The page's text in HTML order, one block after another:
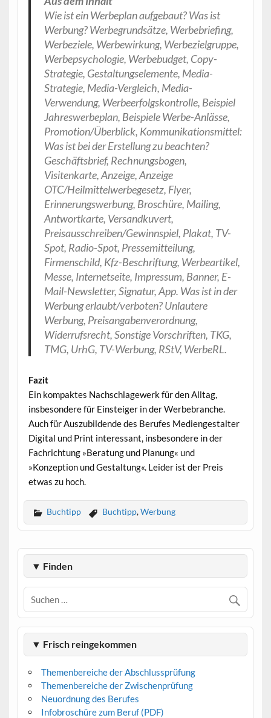
Wie ist ein Werbeplan aufgebaut? Was ist
Werbung? Werbegrundsätze, Werbebriefing,
Werbeziele, Werbewirkung, Werbezielgruppe,
Werbepsychologie, Werbebudget, Copy-
Strategie, Gestaltungselemente, Media-
Strategie, Media-Vergleich, Media-
Verwendung, Werbeerfolgskontrolle, Beispiel
Jahreswerbeplan, Beispiele Werbe-Anlässe,
Promotion/Überblick, Kommunikationsmittel:
Was ist bei der Erstellung zu beachten?
Geschäftsbrief, Rechnungsbogen,
Visitenkarte, Anzeige, Anzeige
OTC/Heilmittelwerbegesetz, Flyer,
Erinnerungswerbung, Broschüre, Mailing,
Antwortkarte, Versandkuvert,
Preisausschreiben/Gewinnspiel, Plakat, TV-
Spot, Radio-Spot, Pressemitteilung,
Firmenschild, Kfz-Beschriftung, Werbeartikel,
Messe, Internetseite, Impressum, Banner, E-
Mail-Newsletter, Signatur, App. Was ist in der
Werbung erlaubt/verboten? Unlautere
Werbung, Preisangabenverordnung,
Widerrufsrecht, Sonstige Vorschriften, TKG,
TMG, UrhG, TV-Werbung, RStV, WerbeRL.
Fazit
Ein kompaktes Nachschlagewerk für den Alltag,
insbesondere für Einsteiger in der Werbebranche.
Auch für Auszubildende des Berufes Mediengestalter
Digital und Print interessant, insbesondere in der
Fachrichtung »Beratung und Planung« und
»Konzeption und Gestaltung«. Leider ist der Preis
etwas zu hoch.
Buchtipp Buchtipp,Werbung
▼ Finden
▼ Frisch reingekommen
Themenbereiche der Abschlussprüfung
Themenbereiche der Zwischenprüfung
Neuordnung des Berufes
Infobroschüre zum Beruf (PDF)